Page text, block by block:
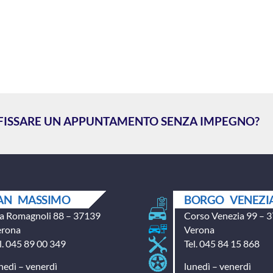
UN APPUNTAMENTO SENZA IMPEGNO?
MASSIMO
Romagnoli 88 – 37139
045 89 00 349
– venerdì
BORGO
Corso Venezia 99 –
Verona
Tel. 045 84 15 868
lunedì – venerdì